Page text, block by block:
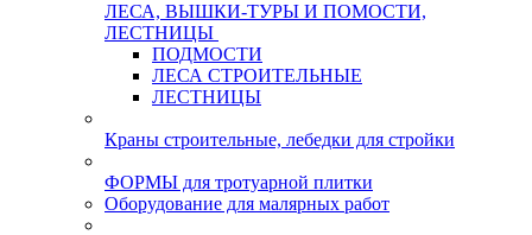
ЛЕСА, ВЫШКИ-ТУРЫ И ПОМОСТИ,
ЛЕСТНИЦЫ
ПОДМОСТИ
ЛЕСА СТРОИТЕЛЬНЫЕ
ЛЕСТНИЦЫ
Краны строительные, лебедки для стройки
ФОРМЫ для тротуарной плитки
Оборудование для малярных работ